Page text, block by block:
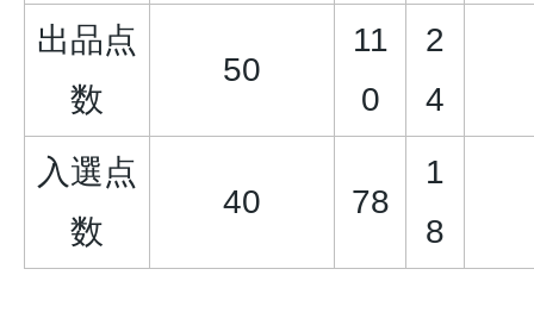
出品点
数
50
11
0
2
4
入選点
数
40 78
1
8